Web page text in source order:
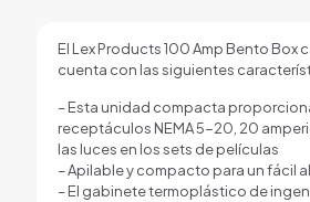
El Lex Products 100 Amp Bento Box
cuenta con las siguientes
– Esta unidad compacta
receptáculos NEMA 5-20, 20
las luces en los sets de películas
– Apilable y compacto para un fácil
– El gabinete termoplástico de